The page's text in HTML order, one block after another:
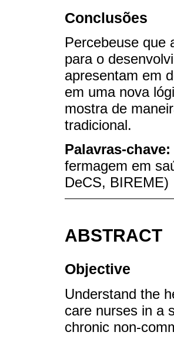
Conclusões
Percebeuse que
para o
apresentam em
em uma nova
mostra de
tradicional.
Palavras-chave:
fermagem em
DeCS, BIREME)
ABSTRACT
Objective
Understand the
care nurses in a
chronic non-